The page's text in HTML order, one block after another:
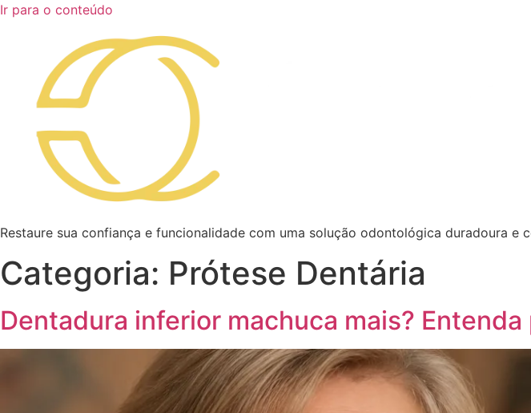
Ir para o conteúdo
Restaure sua confiança e funcionalidade com uma solução odontológica duradoura e
Categoria: Prótese Dentária
Dentadura inferior machuca mais?